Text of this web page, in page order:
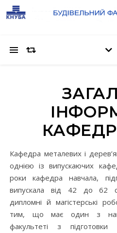
Кафедра металевих і дерев’яних конструкцій КНУБА є
однією із випускаючих
роки кафедра навчала,
випускала від 42 до 62
дипломні й магістерські
тим, що має один з
факультеті з підготовки